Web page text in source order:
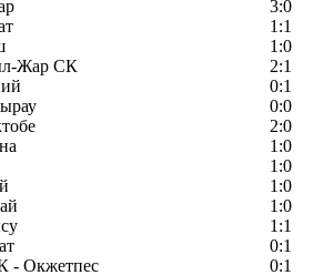
3:0
1:1
1:0
Жар СК
2:1
0:1
0:0
2:0
1:0
1:0
1:0
1:0
1:1
0:1
- Окжетпес
0:1